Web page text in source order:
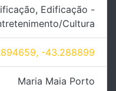
, Edificação -
Cultura
-43.288899
Maria Maia Porto